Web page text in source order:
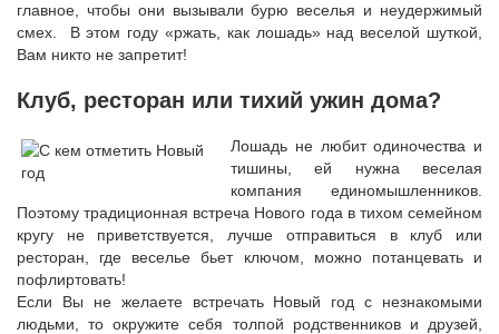
главное, чтобы они вызывали бурю веселья и неудержимый
смех. В этом году «ржать, как лошадь» над веселой шуткой,
Вам никто не запретит!
Клуб, ресторан или тихий ужин дома?
Лошадь не любит одиночества и
тишины, ей нужна веселая
компания единомышленников.
Поэтому традиционная встреча Нового года в тихом семейном
кругу не приветствуется, лучше отправиться в клуб или
ресторан, где веселье бьет ключом, можно потанцевать и
пофлиртовать!
Если Вы не желаете встречать Новый год с незнакомыми
людьми, то окружите себя толпой родственников и друзей,